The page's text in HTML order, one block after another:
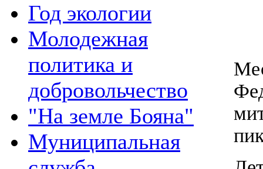
Год экологии
Молодежная
политика и
добровольчество
"На земле Бояна"
Муниципальная